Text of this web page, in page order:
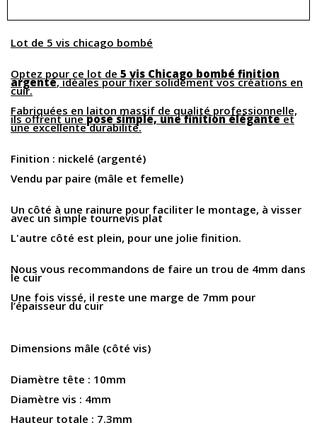
Lot de 5 vis chicago bombé
Optez pour ce lot de 5 vis Chicago bombé finition
argenté, idéales pour fixer solidement vos créations en
cuir.
Fabriquées en laiton massif de qualité professionnelle,
ils offrent unepose simple, une finition éléganteet
une excellente durabilité.
Finition : nickelé (argenté)
Vendu par paire (mâle et femelle)
Un côté à une rainure pour faciliter le montage, à visser
avec un simple tournevis plat
L'autre côté est plein, pour une jolie finition.
Nous vous recommandons de faire un trou de 4mm dans
le cuir
Une fois vissé, il reste une marge de 7mm pour
l’épaisseur du cuir
Dimensions mâle (côté vis)
Diamètre tête : 10mm
Diamètre vis : 4mm
Hauteur totale : 7.3mm